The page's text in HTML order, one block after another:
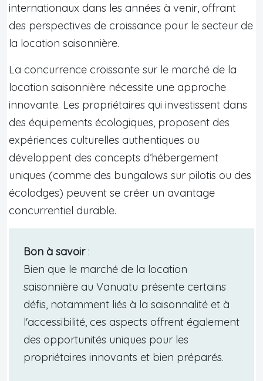
internationaux dans les années à venir, offrant
des perspectives de croissance pour le secteur de
la location saisonnière.
La concurrence croissante sur le marché de la
location saisonnière nécessite une approche
innovante. Les propriétaires qui investissent dans
des équipements écologiques, proposent des
expériences culturelles authentiques ou
développent des concepts d’hébergement
uniques (comme des bungalows sur pilotis ou des
écolodges) peuvent se créer un avantage
concurrentiel durable.
Bon à savoir:
Bien que le marché de la location
saisonnière au Vanuatu présente certains
défis, notamment liés à la saisonnalité et à
l'accessibilité, ces aspects offrent également
des opportunités uniques pour les
propriétaires innovants et bien préparés.